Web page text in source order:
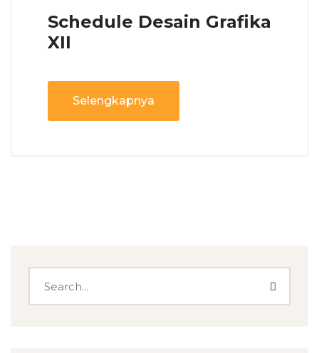
Schedule Desain Grafika
XII
Selengkapnya